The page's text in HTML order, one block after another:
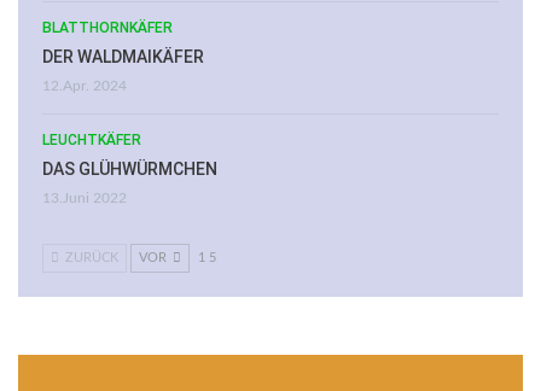
BLATTHORNKÄFER
DER WALDMAIKÄFER
12.Apr. 2024
LEUCHTKÄFER
DAS GLÜHWÜRMCHEN
13.Juni 2022
ZURÜCK VOR 1 5